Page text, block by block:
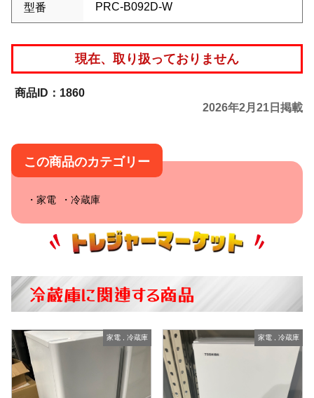
型番 PRC-B092D-W
現在、取り扱っておりません
1860
2026年2月21日掲載
この商品のカテゴリー
家電 冷蔵庫
冷蔵庫に関連する商品
家電, 冷蔵庫 家電 冷蔵庫